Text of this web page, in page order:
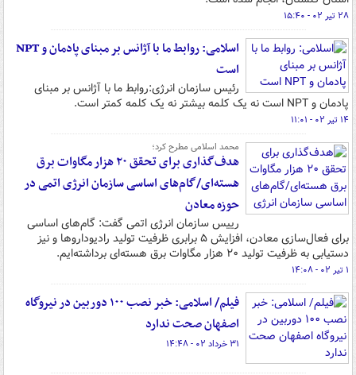
۲۸ تیر ۰۲ - ۱۵:۴۰
اسلامی: روابط ما با آژانس بر مبنای پادمان و NPT
است
رئیس سازمان انرژی:روابط ما با آژانس بر مبنای
پادمان و NPT است نه یک کلمه بیشتر نه یک کلمه کمتر است.
۱۴ تیر ۰۲ - ۱۱:۰۱
محمد اسلامی مطرح کرد؛
هدف‌گذاری برای تحقق ۲۰ هزار مگاوات برق
هسته‌ای/گام‌های اساسی سازمان انرژی اتمی در
حوزه معادن
رییس سازمان انرژی اتمی گفت: گام‌های اساسی
برای فعال‌سازی معادن، افزایش ۵ برابری ظرفیت تولید رادیوداروها و نیز
دستیابی به ظرفیت تولید ۲۰ هزار مگاوات برق هسته‌ای برداشته‌ایم.
۱ تیر ۰۲ - ۱۴:۰۸
فیلم/ اسلامی: خبر نصب ۱۰۰ دوربین در نیروگاه
اصفهان صحت ندارد
۳۱ خرداد ۰۲ - ۱۴:۴۸